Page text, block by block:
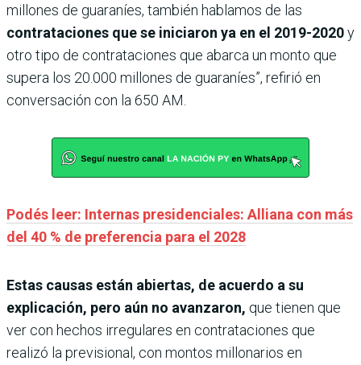
millones de guaraníes, también hablamos de las
contrataciones que se iniciaron ya en el 2019-2020y
otro tipo de contrataciones que abarca un monto que
supera los 20.000 millones de guaraníes”, refirió en
conversación con la 650 AM.
Podés leer: Internas presidenciales: Alliana con más
del 40 % de preferencia para el 2028
Estas causas están abiertas, de acuerdo a su
explicación, pero aún no avanzaron, que tienen que
ver con hechos irregulares en contrataciones que
realizó la previsional, con montos millonarios en